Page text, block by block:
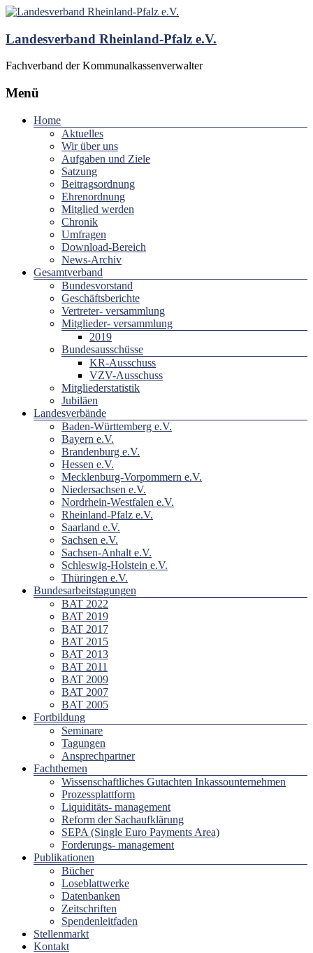
Landesverband Rheinland-Pfalz e.V.
Fachverband der Kommunalkassenverwalter
Menü
Home
Aktuelles
Wir über uns
Aufgaben und Ziele
Satzung
Beitragsordnung
Ehrenordnung
Mitglied werden
Chronik
Umfragen
Download-Bereich
News-Archiv
Gesamtverband
Bundesvorstand
Geschäftsberichte
Vertreter- versammlung
Mitglieder- versammlung
2019
Bundesausschüsse
KR-Ausschuss
VZV-Ausschuss
Mitgliederstatistik
Jubiläen
Landesverbände
Baden-Württemberg e.V.
Bayern e.V.
Brandenburg e.V.
Hessen e.V.
Mecklenburg-Vorpommern e.V.
Niedersachsen e.V.
Nordrhein-Westfalen e.V.
Rheinland-Pfalz e.V.
Saarland e.V.
Sachsen e.V.
Sachsen-Anhalt e.V.
Schleswig-Holstein e.V.
Thüringen e.V.
Bundesarbeitstagungen
BAT 2022
BAT 2019
BAT 2017
BAT 2015
BAT 2013
BAT 2011
BAT 2009
BAT 2007
BAT 2005
Fortbildung
Seminare
Tagungen
Ansprechpartner
Fachthemen
Wissenschaftliches Gutachten Inkassounternehmen
Prozessplattform
Liquiditäts- management
Reform der Sachaufklärung
SEPA (Single Euro Payments Area)
Forderungs- management
Publikationen
Bücher
Loseblattwerke
Datenbanken
Zeitschriften
Spendenleitfaden
Stellenmarkt
Kontakt